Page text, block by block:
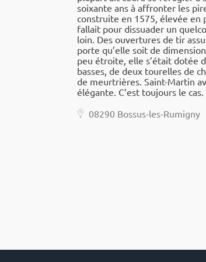
soixante ans à affron­ter les
construite en 1575, élevée en
fallait pour dissua­der un
loin. Des ouver­tures de tir
porte qu’elle soit de
peu étroite, elle s’était dotée
basses, de deux tourelles de
de meur­trières. Saint-Martin
élégante. C’est toujours le cas.
08290 Bossus-les-Rumi­gny